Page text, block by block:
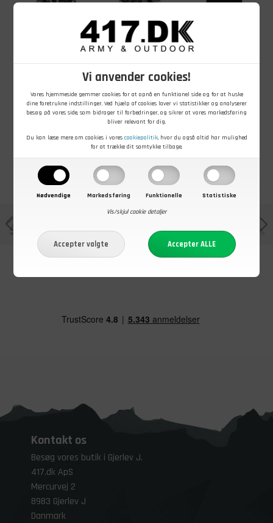
Vi anvender cookies!
Vores hjemmeside gemmer cookies for at opnå en funktionel side og for at huske
dine foretrukne indstillinger. Ved hjælp af cookies laver vi statistikker og analyserer
besøg på vores side, som bidrager til forbedringer, og sikrer at vores markedsføring
bliver relevant for dig.
Du kan læse mere om cookies i vores cookiepolitik, hvor du også altid har mulighed
for at trække dit samtykke tilbage.
Nødvendige Markedsføring Funktionelle
Statistiske
Vis/skjul cookie detaljer
Urban
På lager - Køb nu
Brandit Vintage
Urban
På lager - Køb nu På lager - Køb nu
Kontakt os
Besøg vores butik i Gjerlev J.
417.dk ApS
Mercurvej 2
8983 Gjerlev J
Danmark